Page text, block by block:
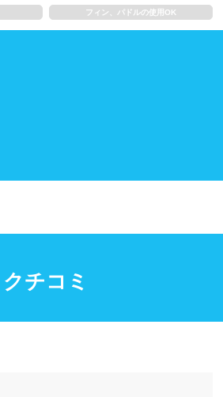
フィン、パドルの使用OK
クチコミ
プール情報